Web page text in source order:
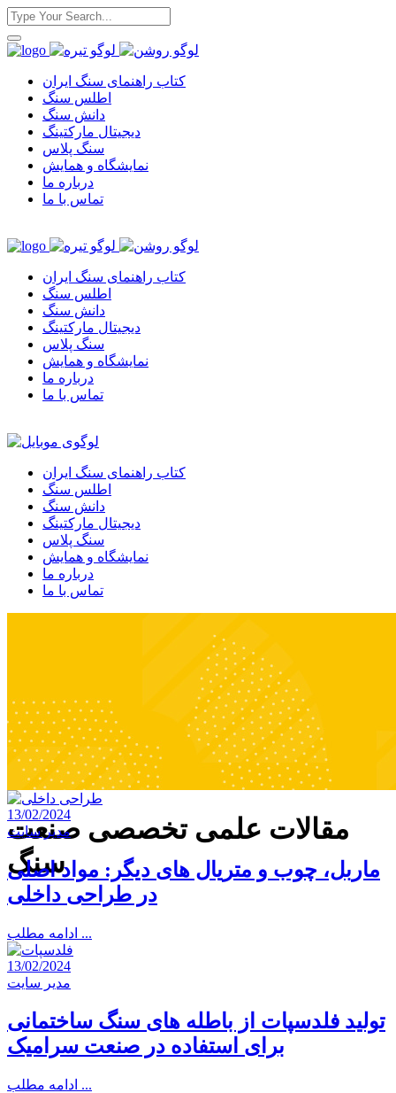
کتاب راهنمای سنگ ایران
اطلس سنگ
دانش سنگ
دیجیتال مارکتینگ
سنگ پلاس
نمایشگاه و همایش
درباره ما
تماس با ما
کتاب راهنمای سنگ ایران
اطلس سنگ
دانش سنگ
دیجیتال مارکتینگ
سنگ پلاس
نمایشگاه و همایش
درباره ما
تماس با ما
کتاب راهنمای سنگ ایران
اطلس سنگ
دانش سنگ
دیجیتال مارکتینگ
سنگ پلاس
نمایشگاه و همایش
درباره ما
تماس با ما
مقالات علمی تخصصی صنعت
سنگ
13/02/2024
مدیر سایت
ماربل، چوب و متریال های دیگر: مواد اصلی
در طراحی داخلی
ادامه مطلب ...
13/02/2024
مدیر سایت
تولید فلدسپات از باطله های سنگ ساختمانی
برای استفاده در صنعت سرامیک
ادامه مطلب ...